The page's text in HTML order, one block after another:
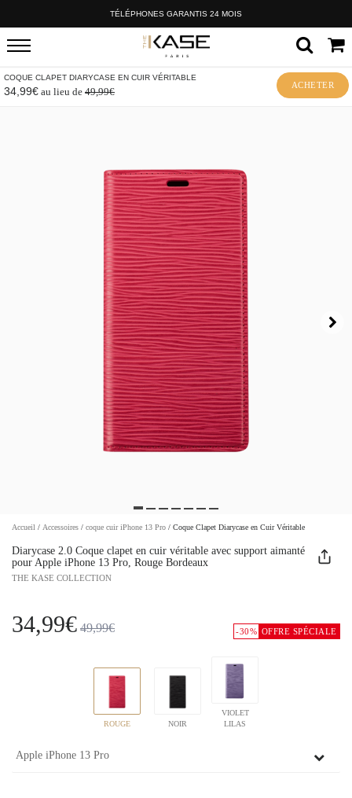
TÉLÉPHONES GARANTIS 24 MOIS
COQUE CLAPET DIARYCASE EN CUIR VÉRITABLE
34,99€ au lieu de 49,99€
ACHETER
Accueil / Accessoires / coque cuir iPhone 13 Pro / Coque Clapet Diarycase en Cuir Véritable
Diarycase 2.0 Coque clapet en cuir véritable avec support aimanté
pour Apple iPhone 13 Pro, Rouge Bordeaux
THE KASE COLLECTION
-30% OFFRE SPÉCIALE
34,99€ 49,99€
ROUGE NOIR
VIOLET
LILAS